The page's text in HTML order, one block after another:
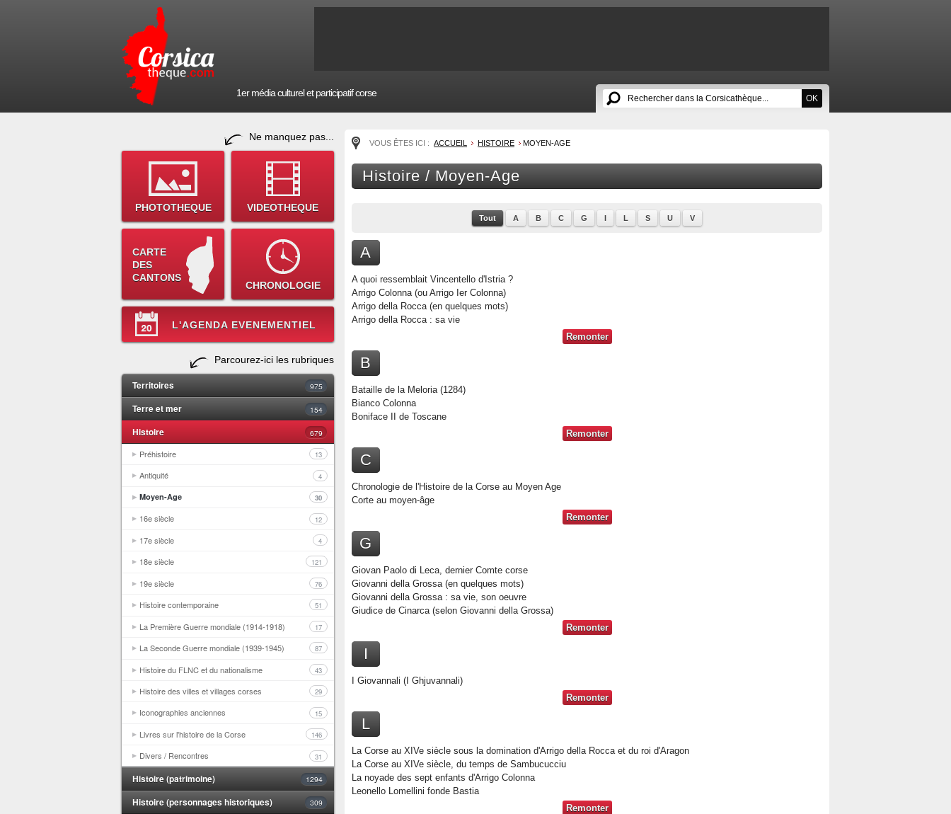
1er média culturel et participatif corse
Ne manquez pas...
PHOTOTHEQUE VIDEOTHEQUE
CARTE
DES
CANTONS
CHRONOLOGIE
L'AGENDA EVENEMENTIEL
Parcourez-ici les rubriques
Territoires 975
Terre et mer 154
Histoire 679
Préhistoire 13
Antiquité 4
Moyen-Age 30
16e siècle 12
17e siècle 4
18e siècle 121
19e siècle 76
Histoire contemporaine 51
La Première Guerre mondiale (1914-1918) 17
La Seconde Guerre mondiale (1939-1945) 87
Histoire du FLNC et du nationalisme 43
Histoire des villes et villages corses 29
Iconographies anciennes 15
Livres sur l'histoire de la Corse 146
Divers / Rencontres 31
Histoire (patrimoine) 1294
Histoire (personnages historiques) 309
VOUS ÊTES ICI : ACCUEIL HISTOIRE MOYEN-AGE
Histoire / Moyen-Age
Tout A B C G I L S U V
A
A quoi ressemblait Vincentello d'Istria ?
Arrigo Colonna (ou Arrigo Ier Colonna)
Arrigo della Rocca (en quelques mots)
Arrigo della Rocca : sa vie
Remonter
B
Bataille de la Meloria (1284)
Bianco Colonna
Boniface II de Toscane
Remonter
C
Chronologie de l'Histoire de la Corse au Moyen Age
Corte au moyen-âge
Remonter
G
Giovan Paolo di Leca, dernier Comte corse
Giovanni della Grossa (en quelques mots)
Giovanni della Grossa : sa vie, son oeuvre
Giudice de Cinarca (selon Giovanni della Grossa)
Remonter
I
I Giovannali (I Ghjuvannali)
Remonter
L
La Corse au XIVe siècle sous la domination d'Arrigo della Rocca et du roi d'Aragon
La Corse au XIVe siècle, du temps de Sambucucciu
La noyade des sept enfants d'Arrigo Colonna
Leonello Lomellini fonde Bastia
Remonter